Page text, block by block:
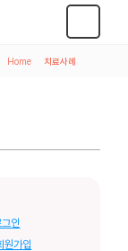
Home 치료사례
인
원가입